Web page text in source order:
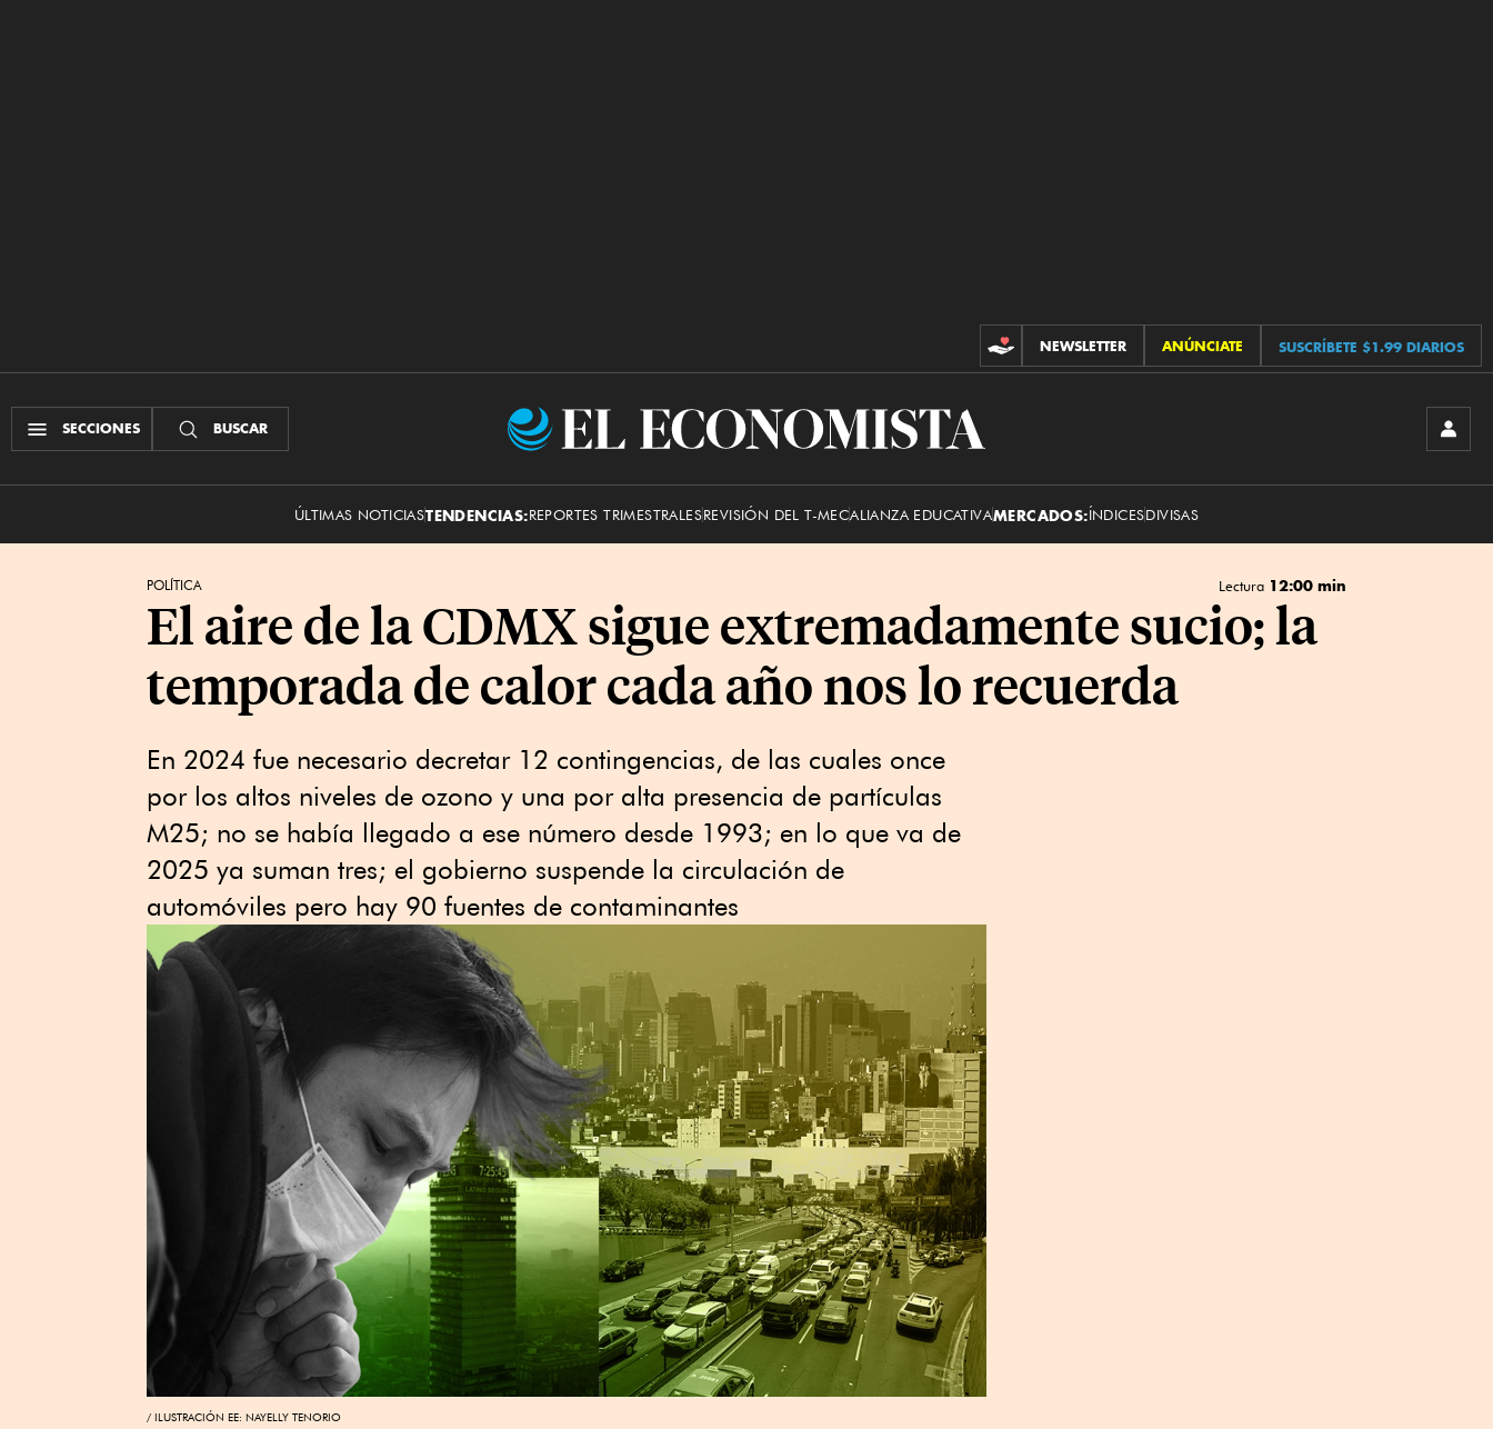
CONTRIBUCIONES
NEWSLETTER ANÚNCIATE SUSCRÍBETE $1.99 DIARIOS
SECCIONES BUSCAR
El
ÚLTIMAS NOTICIASTENDENCIAS:REPORTES TRIMESTRALESREVISIÓN DEL T-MECALIANZA EDUCATIVAMERCADOS:ÍNDICESDIVISAS
POLÍTICA Lectura 12:00 min
El aire de la CDMX sigue extremadamente sucio; la
temporada de calor cada año nos lo recuerda
En 2024 fue necesario decretar 12 contingencias, de las cuales once
por los altos niveles de ozono y una por alta presencia de partículas
M25; no se había llegado a ese número desde 1993; en lo que va de
2025 ya suman tres; el gobierno suspende la circulación de
automóviles pero hay 90 fuentes de contaminantes
ILUSTRACIÓN EE: NAYELLY TENORIO